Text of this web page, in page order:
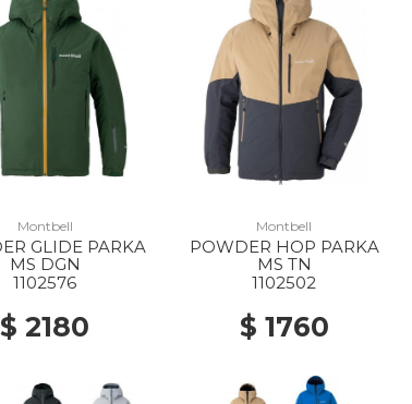
Montbell
GLIDE PARKA
MS DGN
1102576
$ 2180
Montbell
POWDER HOP PARKA
MS TN
1102502
$ 1760